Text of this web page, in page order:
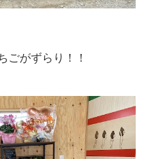
ごがずらり！！